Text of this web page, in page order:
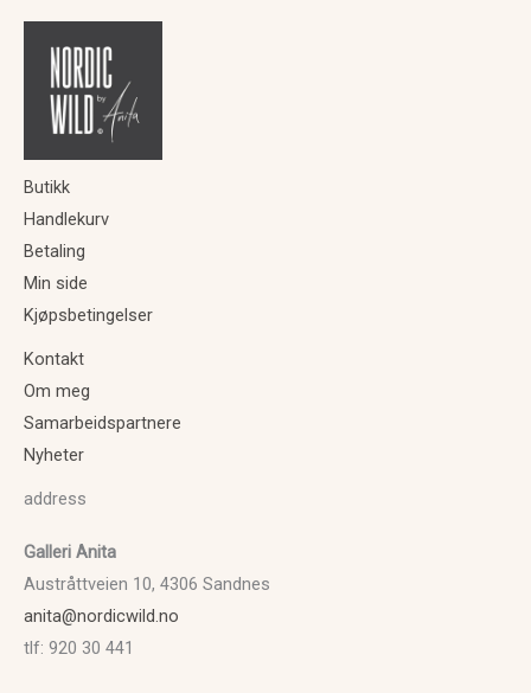
Butikk
Handlekurv
Betaling
Min side
Kjøpsbetingelser
Kontakt
Om meg
Samarbeidspartnere
Nyheter
address
Galleri Anita
Austråttveien 10, 4306 Sandnes
anita@nordicwild.no
tlf: 920 30 441